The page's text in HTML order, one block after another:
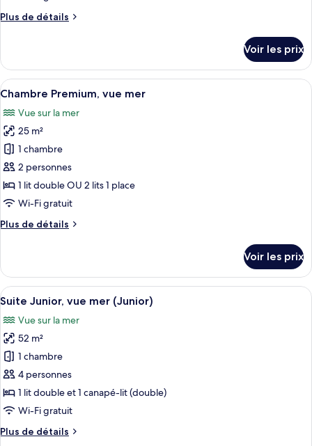
chambre :
Chambre
jardin
Plus de détails
Plus
le
type
de
Chambre
Premium,
vue
jardin
Voir les prix
Afficher
toutes
les
photos
pour
ce
type
de
chambre :
Chambre
mer
Une chambre d’hôtel moderne
8
Chambre Premium, vue mer
Vue sur la mer
25 m²
1 chambre
2 personnes
1 lit double OU 2 lits 1 place
Wi-Fi gratuit
Plus de détails
Plus
le
type
de
Chambre
Premium,
vue
mer
Voir les prix
Afficher
toutes
les
photos
pour
ce
type
de
chambre :
Suite
Un salon moderne avec un canapé,
4
Suite Junior, vue mer (Junior)
Vue sur la mer
52 m²
1 chambre
4 personnes
1 lit double et 1 canapé-lit (double)
Wi-Fi gratuit
Plus de détails
Plus